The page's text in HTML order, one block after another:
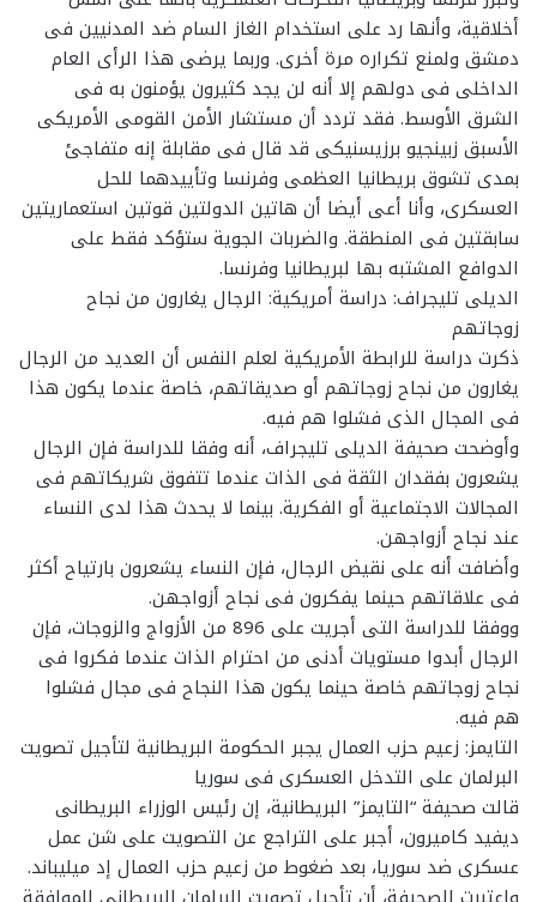
أخلاقية، وأنها رد على استخدام الغاز السام ضد المدنيين فى
دمشق ولمنع تكراره مرة أخرى. وربما يرضى هذا الرأى العام
الداخلى فى دولهم إلا أنه لن يجد كثيرون يؤمنون به فى
الشرق الأوسط. فقد تردد أن مستشار الأمن القومى الأمريكى
الأسبق زبينجيو برزيسنيكى قد قال فى مقابلة إنه متفاجئ
بمدى تشوق بريطانيا العظمى وفرنسا وتأييدهما للحل
العسكرى، وأنا أعى أيضا أن هاتين الدولتين قوتين استعماريتين
سابقتين فى المنطقة. والضربات الجوية ستؤكد فقط على
الدوافع المشتبه بها لبريطانيا وفرنسا.
الديلى تليجراف: دراسة أمريكية: الرجال يغارون من نجاح
زوجاتهم
ذكرت دراسة للرابطة الأمريكية لعلم النفس أن العديد من الرجال
يغارون من نجاح زوجاتهم أو صديقاتهم، خاصة عندما يكون هذا
فى المجال الذى فشلوا هم فيه.
وأوضحت صحيفة الديلى تليجراف، أنه وفقا للدراسة فإن الرجال
يشعرون بفقدان الثقة فى الذات عندما تتفوق شريكاتهم فى
المجالات الاجتماعية أو الفكرية. بينما لا يحدث هذا لدى النساء
عند نجاح أزواجهن.
وأضافت أنه على نقيض الرجال، فإن النساء يشعرون بارتياح أكثر
فى علاقاتهم حينما يفكرون فى نجاح أزواجهن.
ووفقا للدراسة التى أجريت على 896 من الأزواج والزوجات، فإن
الرجال أبدوا مستويات أدنى من احترام الذات عندما فكروا فى
نجاح زوجاتهم خاصة حينما يكون هذا النجاح فى مجال فشلوا
هم فيه.
التايمز: زعيم حزب العمال يجبر الحكومة البريطانية لتأجيل تصويت
البرلمان على التدخل العسكرى فى سوريا
قالت صحيفة “التايمز” البريطانية، إن رئيس الوزراء البريطانى
ديفيد كاميرون، أجبر على التراجع عن التصويت على شن عمل
عسكرى ضد سوريا، بعد ضغوط من زعيم حزب العمال إد ميليباند.